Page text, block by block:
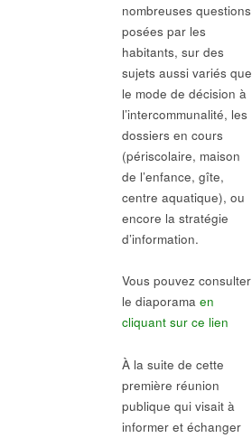
nombreuses questions
posées par les
habitants, sur des
sujets aussi variés que
le mode de décision à
l’intercommunalité, les
dossiers en cours
(périscolaire, maison
de l’enfance, gîte,
centre aquatique), ou
encore la stratégie
d’information.
Vous pouvez consulter
le diaporama en
cliquant sur ce lien
À la suite de cette
première réunion
publique qui visait à
informer et échanger